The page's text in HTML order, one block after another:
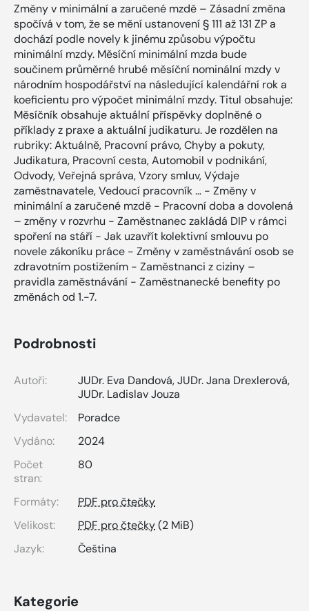
Změny v minimální a zaručené mzdě – Zásadní změna
spočívá v tom, že se mění ustanovení § 111 až 131 ZP a
dochází podle novely k jinému způsobu výpočtu
minimální mzdy. Měsíční minimální mzda bude
součinem průměrné hrubé měsíční nominální mzdy v
národním hospodářství na následující kalendářní rok a
koeficientu pro výpočet minimální mzdy. Titul obsahuje:
Měsíčník obsahuje aktuální příspěvky doplněné o
příklady z praxe a aktuální judikaturu. Je rozdělen na
rubriky: Aktuálně, Pracovní právo, Chyby a pokuty,
Judikatura, Pracovní cesta, Automobil v podnikání,
Odvody, Veřejná správa, Vzory smluv, Výdaje
zaměstnavatele, Vedoucí pracovník … - Změny v
minimální a zaručené mzdě - Pracovní doba a dovolená
– změny v rozvrhu - Zaměstnanec zakládá DIP v rámci
spoření na stáří - Jak uzavřít kolektivní smlouvu po
novele zákoníku práce - Změny v zaměstnávání osob se
zdravotním postižením - Zaměstnanci z ciziny –
pravidla zaměstnávání - Zaměstnanecké benefity po
změnách od 1.-7.
Podrobnosti
Autoři: JUDr. Eva Dandová,JUDr. Jana Drexlerová,
JUDr. Ladislav Jouza
Vydavatel:
Poradce
Vydáno:
2024
Počet
stran:
80
Formáty:
PDF pro čtečky
Velikost:
PDF pro čtečky(2 MiB)
Jazyk:
Čeština
Kategorie